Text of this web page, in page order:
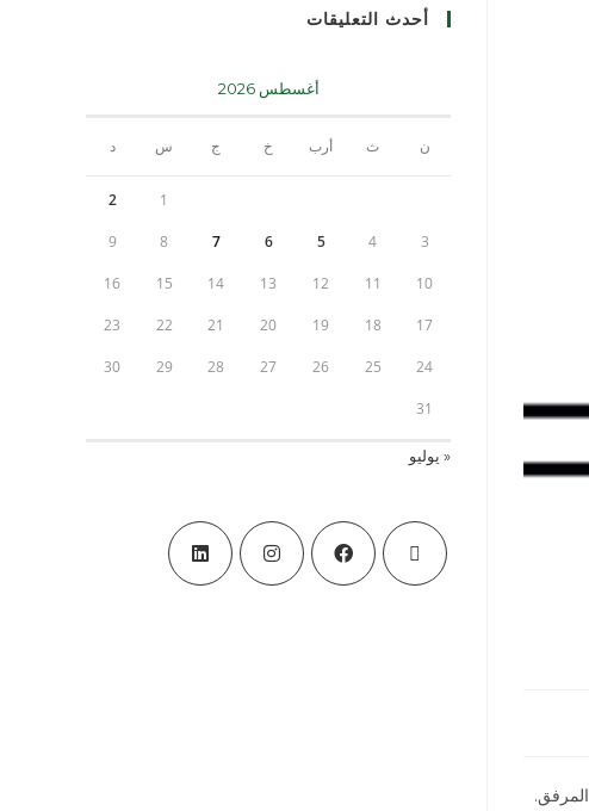
أحدث التعليقات
أغسطس 2026
ن ث أرب خ ج س د
1
2
3
4
5
6
7
8
9
10
11
12
13
14
15
16
17
18
19
20
21
22
23
24
25
26
27
28
29
30
31
« يوليو